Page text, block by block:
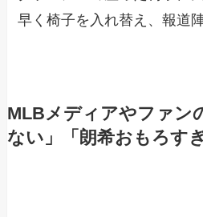
早く椅子を入れ替え、報道
MLBメディアやファン
ない」「朗希おもろす